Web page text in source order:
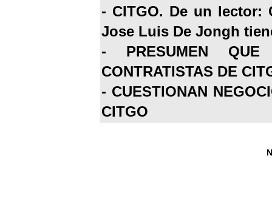
- CITGO. De un lector:
Jose Luis De Jongh
- PRESUMEN
CONTRATISTAS DE
- CUESTIONAN
CITGO